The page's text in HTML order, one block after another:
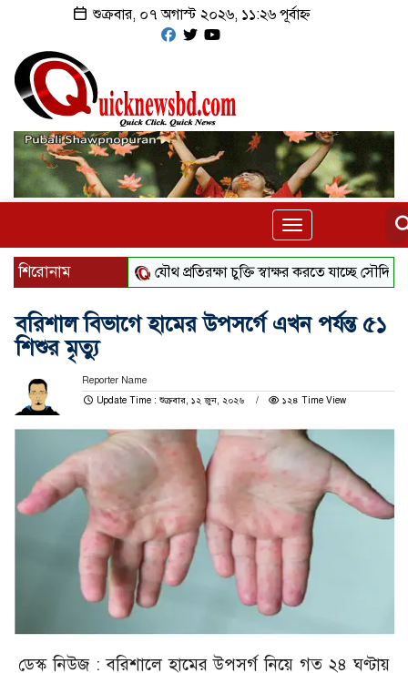
শুক্রবার, ০৭ অগাস্ট ২০২৬, ১১:২৬ পূর্বাহ্ন
Toggle
navigation
শিরোনাম যৌথ প্রতিরক্ষা চুক্তি স্বাক্ষর করতে যাচ্ছে সৌদি-তুরস্ক-
বরিশাল বিভাগে হামের উপসর্গে এখন পর্যন্ত ৫১
শিশুর মৃত্যু
Reporter Name
Update Time : শুক্রবার, ১২ জুন, ২০২৬
১২৪ Time View
ডেস্ক নিউজ : বরিশালে হামের উপসর্গ নিয়ে গত ২৪ ঘণ্টায়